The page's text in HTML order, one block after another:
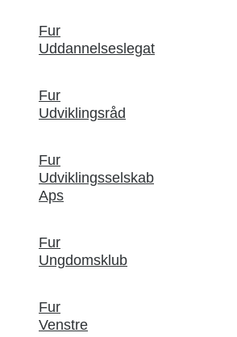
Fur
Uddannelseslegat
Fur
Udviklingsråd
Fur
Udviklingsselskab
Aps
Fur
Ungdomsklub
Fur
Venstre